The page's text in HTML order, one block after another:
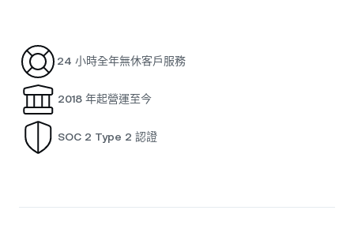
24 小時全年無休客戶服務
2018 年起營運至今
SOC 2 Type 2 認證